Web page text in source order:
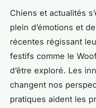
Chiens et actualités
plein d’émotions et
récentes régissant
festifs comme le
d’être exploré. Les
changent nos
pratiques aident les